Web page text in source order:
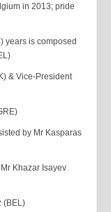
in 2013; pride
years is composed
& Vice-President
by Mr Kasparas
Khazar Isayev
(BEL)